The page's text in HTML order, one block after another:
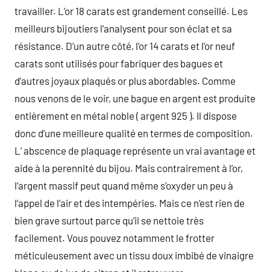
travailler. L’or 18 carats est grandement conseillé. Les
meilleurs bijoutiers l’analysent pour son éclat et sa
résistance. D’un autre côté, l’or 14 carats et l’or neuf
carats sont utilisés pour fabriquer des bagues et
d’autres joyaux plaqués or plus abordables. Comme
nous venons de le voir, une bague en argent est produite
entièrement en métal noble ( argent 925 ). Il dispose
donc d’une meilleure qualité en termes de composition.
L’ abscence de plaquage représente un vrai avantage et
aide à la perennité du bijou. Mais contrairement à l’or,
l’argent massif peut quand même s’oxyder un peu à
l’appel de l’air et des intempéries. Mais ce n’est rien de
bien grave surtout parce qu’il se nettoie très
facilement. Vous pouvez notamment le frotter
méticuleusement avec un tissu doux imbibé de vinaigre